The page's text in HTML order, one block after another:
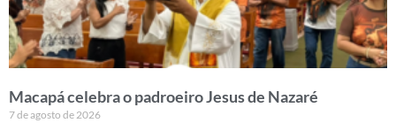
Macapá celebra o padroeiro Jesus de Nazaré
7 de agosto de 2026